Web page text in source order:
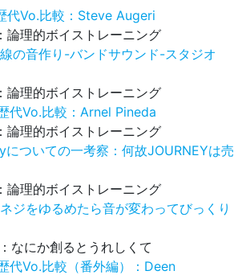
代Vo.比較：Steve Augeri
理的ボイストレーニング
の音作り-バンドサウンド-スタジオ
理的ボイストレーニング
代Vo.比較：Arnel Pineda
理的ボイストレーニング
ついての一考察：何故JOURNEYは売
理的ボイストレーニング
ジをゆるめたら音が変わってびっくり
にか創るとうれしくて
代Vo.比較（番外編）：Deen